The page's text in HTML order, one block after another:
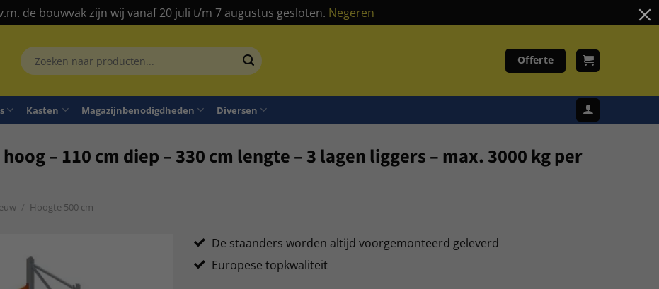
de bouwvak zijn wij vanaf 20 juli t/m 7 augustus gesloten. Negeren
Zoeken
naar:
Offerte
Kasten Magazijnbenodigdheden Diversen
– 110 cm diep – 330 cm lengte – 3 lagen liggers – max. 3000 kg per
/ Hoogte 500 cm
De staanders worden altijd voorgemonteerd geleverd
Europese topkwaliteit